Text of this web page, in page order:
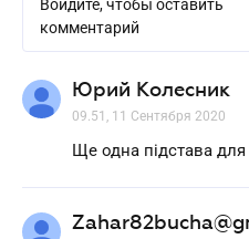
Войдите, чтобы оставить
комментарий
Юрий Колесник
09.51, 11 Сентября 2020
Ще одна підстава для